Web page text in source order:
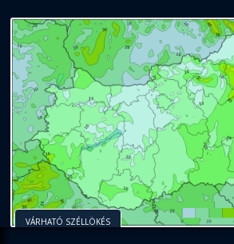
VÁRHATÓ SZÉLLÖKÉS